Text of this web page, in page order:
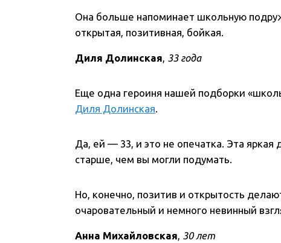
Она больше напоминает школьную
открытая, позитивная, бойкая.
Диля Долинская, 33 года
Еще одна героиня нашей подборки
Диля Долинская.
Да, ей — 33, и это не опечатка. Эта
старше, чем вы могли подумать.
Но, конечно, позитив и открытость
очаровательный и немного невинный
Анна Михайловская, 30 лет